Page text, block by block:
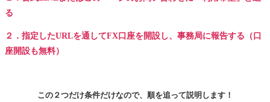
る
２．指定したURLを通してFX口座を開設し、事務局に報告する（口
座開設も無料）
この２つだけ条件だけなので、順を追って説明します！